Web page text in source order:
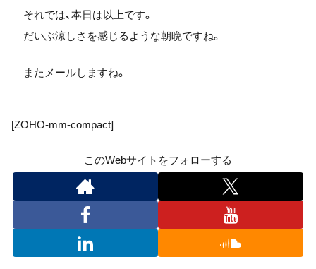
それでは、本日は以上です。
だいぶ涼しさを感じるような朝晩ですね。
またメールしますね。
[ZOHO-mm-compact]
このWebサイトをフォローする